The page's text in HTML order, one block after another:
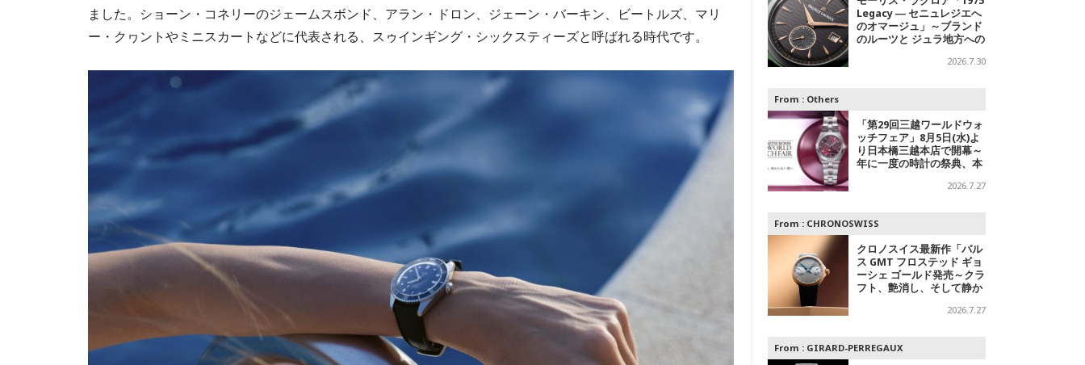
ました。ショーン・コネリーのジェームスボンド、アラン・ドロン、ジェーン・バーキン、ビートルズ、マリ
ー・クヮントやミニスカートなどに代表される、スゥインギング・シックスティーズと呼ばれる時代です。
Legacy ― セニュレジエへ
のオマージュ」～ブランド
のルーツと ジュラ地方への
2026.7.30
From : Others
「第29回三越ワールドウォ
ッチフェア」8月5日(水)よ
り日本橋三越本店で開幕～
年に一度の時計の祭典、本
ャルエキシビジョンも2026.7.27
From : CHRONOSWISS
クロノスイス最新作「パル
ス GMT フロステッド ギョ
ーシェ ゴールド発売～クラ
フト、艶消し、そして静か
2026.7.27
From : GIRARD-PERREGAUX